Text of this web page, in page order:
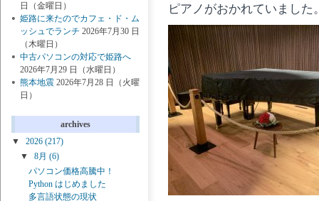
日（金曜日）
姫路に来たのでカフェ・ド・ム
ッシュでランチ 2026年7月30 日
（木曜日）
中古パソコンの対応で姫路へ
2026年7月29 日（水曜日）
熊本地震 2026年7月28 日（火曜
日）
archives
▼
2026 (217)
▼
8月 (6)
パソコン価格高騰中！
Python はじめました
多言語状態の現状
ピアノがおかれていました